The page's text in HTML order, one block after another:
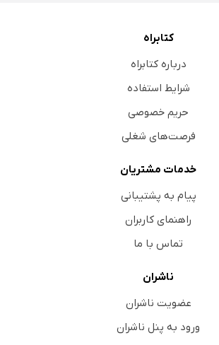
کتابراه
درباره کتابراه
شرایط استفاده
حریم خصوصی
فرصت‌های شغلی
خدمات مشتریان
پیام به پشتیبانی
راهنمای کاربران
تماس با ما
ناشران
عضویت ناشران
ورود به پنل ناشران